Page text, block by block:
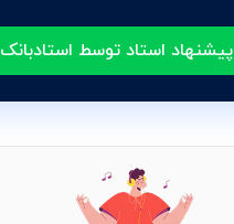
پیشنهاد استاد توسط استادبانک